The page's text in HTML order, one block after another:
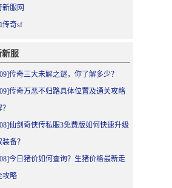
新服网
传奇sf
新服
传奇三大未解之谜，你了解多少？
传奇万恶不归路具体位置及通关攻略
仙剑奇侠传私服3免费版如何快速升级
备？
今日猪价如何查询？生猪价格最新走
攻略